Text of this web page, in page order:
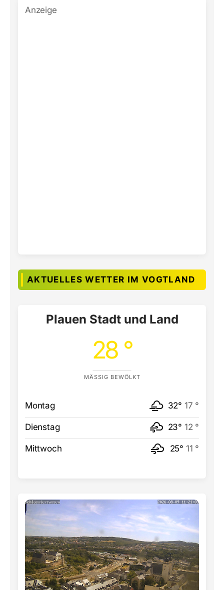
Anzeige
AKTUELLES WETTER IM VOGTLAND
Plauen Stadt und Land
28 °
MÄSSIG BEWÖLKT
Montag 32° 17 °
Dienstag 23° 12 °
Mittwoch 25° 11 °